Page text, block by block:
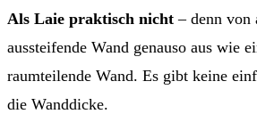
Als Laie praktisch nicht – denn von
aussteifende Wand genauso aus wie
raumteilende Wand. Es gibt keine
die Wanddicke.